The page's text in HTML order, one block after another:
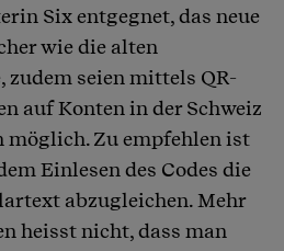
Six entgegnet, das neue
wie die alten
zudem seien mittels QR-
auf Konten in der Schweiz
Zu empfehlen ist
Einlesen des Codes die
abzugleichen. Mehr
heisst nicht, dass man